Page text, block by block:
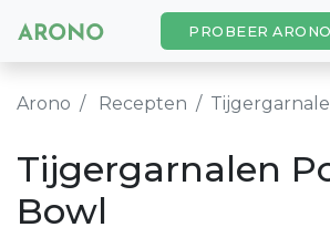
PROBEER ARONO
Arono Recepten
Tijgergarnalen
Bowl